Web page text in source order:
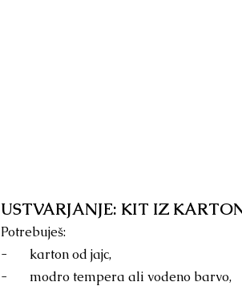
USTVARJANJE: KIT IZ
Potrebuješ:
-       karton od jajc,
-       modro tempera ali vodeno barvo,